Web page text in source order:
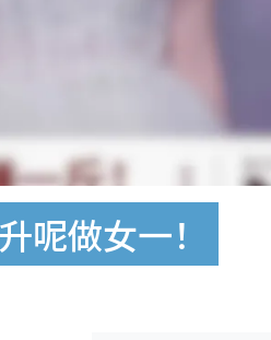
呢做女一！